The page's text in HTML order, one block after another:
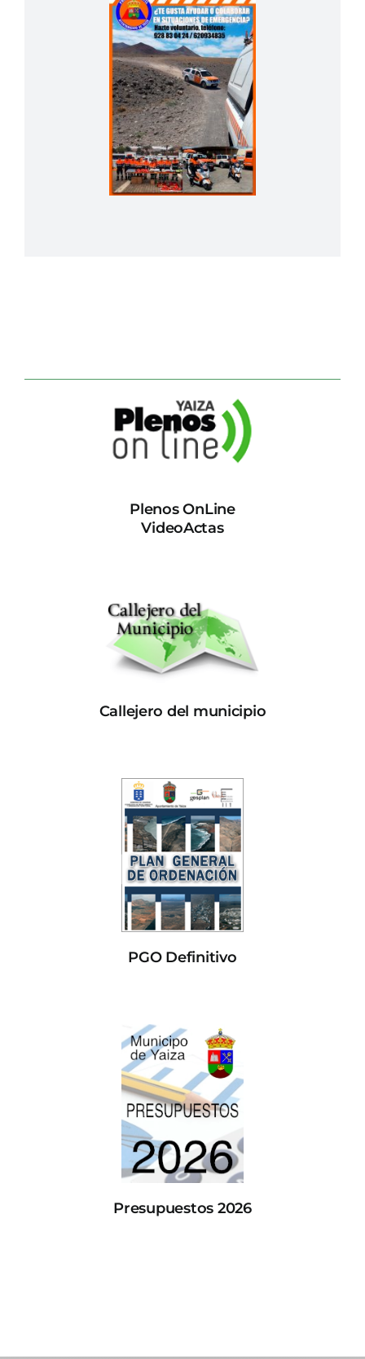
Plenos OnLine
VideoActas
Callejero del municipio
PGO Definitivo
Presupuestos 2026